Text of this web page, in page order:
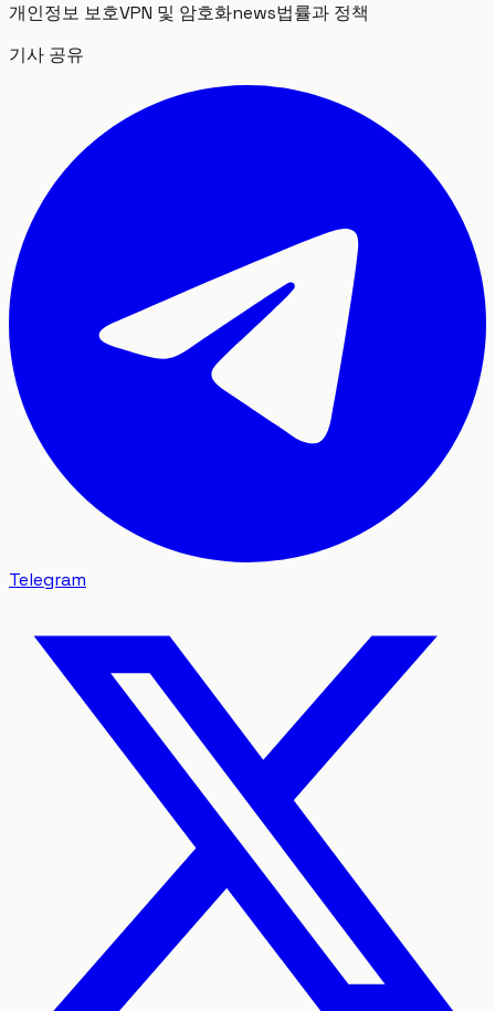
개인정보 보호VPN 및 암호화news법률과 정책
기사 공유
Telegram